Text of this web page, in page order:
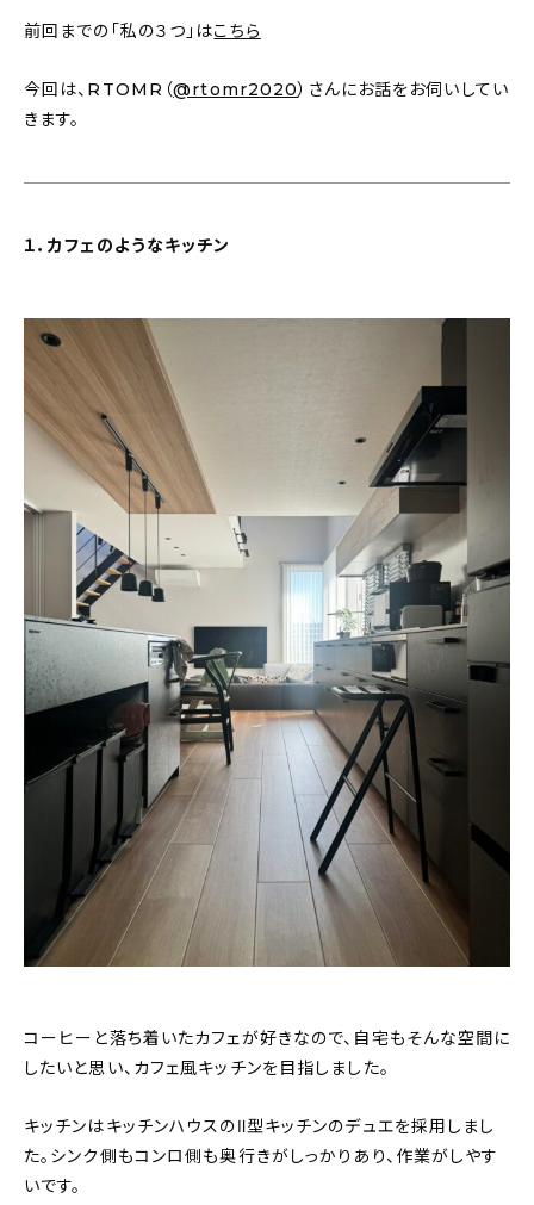
日用品
About
会社概要
プライバシーポリシー
お問い合わせ
前回までの「私の３つ」はこちら
今回は、RTOMR（@rtomr2020）さんにお話をお伺いしてい
きます。
１．カフェのようなキッチン
コーヒーと落ち着いたカフェが好きなので、自宅もそんな空間に
したいと思い、カフェ風キッチンを目指しました。
キッチンはキッチンハウスのⅡ型キッチンのデュエを採用しまし
た。シンク側もコンロ側も奥行きがしっかりあり、作業がしやす
いです。